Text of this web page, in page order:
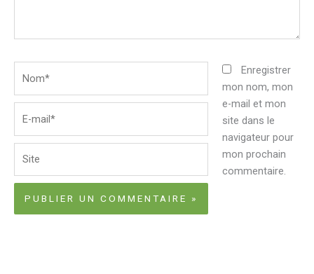
mail*
Enregistrer
mon nom, mon
e-mail et mon
site dans le
navigateur pour
mon prochain
commentaire.